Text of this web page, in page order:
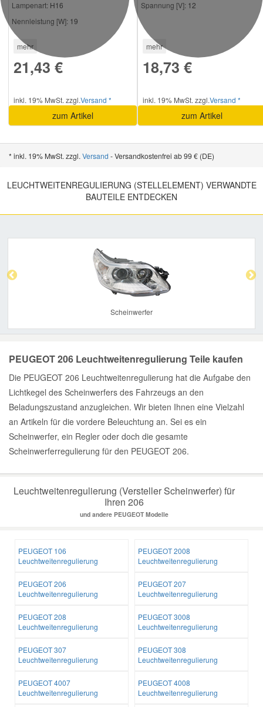
Lampenart: H16
Nennleistung [W]: 19
mehr
21,43 €
inkl. 19% MwSt. zzgl.Versand *
zum Artikel
Spannung [V]: 12
mehr
18,73 €
inkl. 19% MwSt. zzgl.Versand *
zum Artikel
* inkl. 19% MwSt. zzgl. Versand - Versandkostenfrei ab 99 € (DE)
LEUCHTWEITENREGULIERUNG (STELLELEMENT) VERWANDTE
BAUTEILE ENTDECKEN
Scheinwerfer
PEUGEOT 206 Leuchtweitenregulierung Teile kaufen
Die PEUGEOT 206 Leuchtweitenregulierung hat die Aufgabe den
Lichtkegel des Scheinwerfers des Fahrzeugs an den
Beladungszustand anzugleichen. Wir bieten Ihnen eine Vielzahl
an Artikeln für die vordere Beleuchtung an. Sei es ein
Scheinwerfer, ein Regler oder doch die gesamte
Scheinwerferregulierung für den PEUGEOT 206.
Leuchtweitenregulierung (Versteller Scheinwerfer) für
Ihren 206
und andere PEUGEOT Modelle
PEUGEOT 106
Leuchtweitenregulierung
PEUGEOT 2008
Leuchtweitenregulierung
PEUGEOT 206
Leuchtweitenregulierung
PEUGEOT 207
Leuchtweitenregulierung
PEUGEOT 208
Leuchtweitenregulierung
PEUGEOT 3008
Leuchtweitenregulierung
PEUGEOT 307
Leuchtweitenregulierung
PEUGEOT 308
Leuchtweitenregulierung
PEUGEOT 4007
Leuchtweitenregulierung
PEUGEOT 4008
Leuchtweitenregulierung